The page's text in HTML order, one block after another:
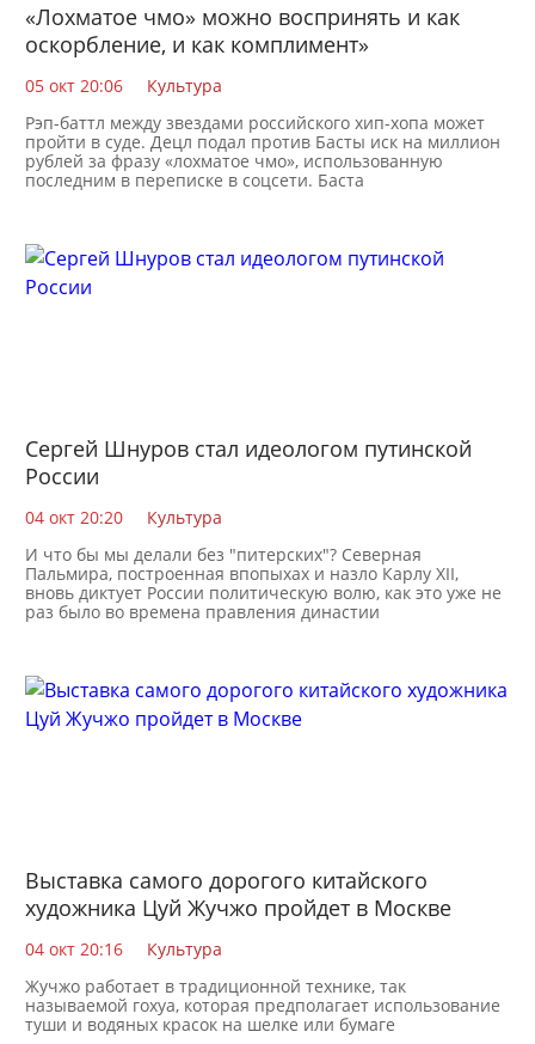
«Лохматое чмо» можно воспринять и как
оскорбление, и как комплимент»
05 окт 20:06
Культура
Рэп-баттл между звездами российского хип-хопа может
пройти в суде. Децл подал против Басты иск на миллион
рублей за фразу «лохматое чмо», использованную
последним в переписке в соцсети. Баста
Сергей Шнуров стал идеологом путинской
России
04 окт 20:20
Культура
И что бы мы делали без "питерских"? Северная
Пальмира, построенная впопыхах и назло Карлу XII,
вновь диктует России политическую волю, как это уже не
раз было во времена правления династии
Выставка самого дорогого китайского
художника Цуй Жучжо пройдет в Москве
04 окт 20:16
Культура
Жучжо работает в традиционной технике, так
называемой гохуа, которая предполагает использование
туши и водяных красок на шелке или бумаге